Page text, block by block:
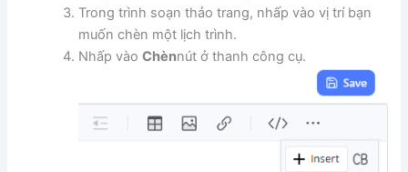
Trong trình soạn thảo trang, nhấp vào vị trí bạn
muốn chèn một lịch trình.
Nhấp vàoChènnút ở thanh công cụ.